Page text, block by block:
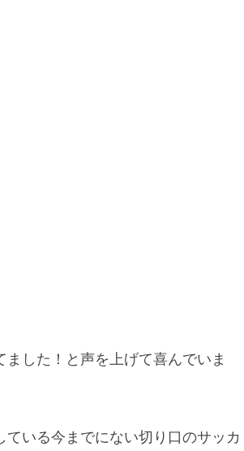
した！と声を上げて喜んでいま
いる今までにない切り口のサッカ